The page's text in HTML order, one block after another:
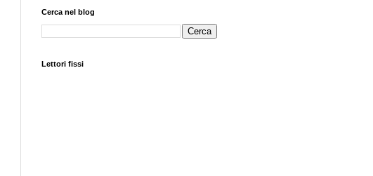
Cerca nel blog
Lettori fissi